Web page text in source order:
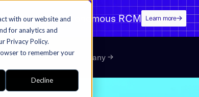
with our website and
for analytics and
Privacy Policy.
to remember your
Decline
Learn more​​​​‌ ‍ ​‍​‍‌‍ ‌ ​‍‌‍‍‌‌‍‌ ‌‍‍‌‌‍ ‍​‍​‍​ ‍‍​‍​‍‌ ​ ‌‍​‌‌‍ ‍‌‍‍‌‌ ‌​‌ ‍‌​‍ ‍‌‍‍‌‌‍ ​‍​‍​‍ ​​‍​‍‌‍‍​‌ ​‍‌‍‌‌‌‍‌‍​‍​‍​ ‍‍​‍​‍‌‍‍​‌ ‌​‌ ‌​‌ ​​​ ‍‍​‍ ​‍ ‌‍ ​‌‍ ‌‍​ ‌‍​‌‌‍ ​‌‍‍​‌‍ ‌ ​ ‌ ‌​​ ‍‍​ ​ ​ ​ ​ ​ ​ ​ ​‍ ‌‍‍‌‌‍ ‍‌ ‌​‌‍‌‌‌‍ ‍‌ ‌​​‍ ‌‍‌‌‌‍‌​‌‍‍‌‌ ‌​​‍ ‌‍ ‌‌‍ ‌‍‌​‌‍‌‌​ ‌‌ ​​‌ ​‍‌‍‌‌‌ ​ ‌‍‌‌‌‍ ‍‌ ‌​‌‍​‌‌ ‌​‌‍‍‌‌‍ ‌‍ ‍​ ‍ ‌‍‍‌‌‍‌​​ ‌​ ‍‌‌‍‌​‌‍​‌​ ​‍​ ​ ‌‍‌‌‌‍​‍‌‍‌​​‍ ‌​ ‍‌‌‍‌‌​ ‍​‌‍‌​​‍ ‌​ ‌​​ ​ ​ ‌ ‌‍​ ​‍ ‌​ ‍​​ ‌ ‌‍​ ‌‍‌‍​‍ ‌‌‍‌​​ ‍‌​ ‌‍‌‍‌​‌‍‌‌‌‍‌​​ ‌ ​ ‌‍​ ‍​‌‍​‍​ ‌​​ ‌‌​ ‍ ‌ ‌​‌ ‍‌‌ ​​‌‍‌‌​ ‌‌‍​‌‌‍ ‍‌‍ ‍‌‍ ‌ ‌‌‌‍ ‍‌‍​ ‌‍‌‌‌‍ ‌‌‍‌‌‌‍ ‍‌ ‌​‌​​‍‌‍​‌‌ ​‍​ ‍ ‌ ​​‌‍​‌‌ ‌​‌‍‍​​ ‌‌‍​ ‌ ‌​‌‍​‌​‍ ‍‌‍ ​‌‍​‌‌‍​‍‌‍‌‌‌‍ ​​ ‌‍​‍‌‍​‌‌ ​ ‌‍‌‌‌‌‌‌‌ ​‍‌‍ ​​ ‌‌‍‍​‌ ‌​‌ ‌​‌ ​​​‍‌‌​ ​ ‌​​‌​‍‌‌​ ​‍‌​‌‍​‍‌‌​ ​‍‌​‌‍‌‍ ​‌‍ ‌‍​ ‌‍​‌‌‍ ​‌‍‍​‌‍ ‌ ​ ‌ ‌​​‍‌‌​ ​ ‌​​‌​ ​ ​ ​ ​ ​ ​ ​ ​‍‌‍‌‍‍‌‌‍‌​​ ‌​ ‍‌‌‍‌​‌‍​‌​ ​‍​ ​ ‌‍‌‌‌‍​‍‌‍‌​​‍ ‌​ ‍‌‌‍‌‌​ ‍​‌‍‌​​‍ ‌​ ‌​​ ​ ​ ‌ ‌‍​ ​‍ ‌​ ‍​​ ‌ ‌‍​ ‌‍‌‍​‍ ‌‌‍‌​​ ‍‌​ ‌‍‌‍‌​‌‍‌‌‌‍‌​​ ‌ ​ ‌‍​ ‍​‌‍​‍​ ‌​​ ‌‌​‍‌‍‌ ‌​‌ ‍‌‌ ​​‌‍‌‌​ ‌‌‍​‌‌‍ ‍‌‍ ‍‌‍ ‌ ‌‌‌‍ ‍‌‍​ ‌‍‌‌‌‍ ‌‌‍‌‌‌‍ ‍‌ ‌​‌​​‍‌‍​‌‌ ​‍​‍‌‍‌ ​​‌‍​‌‌ ‌​‌‍‍​​ ‌‌‍​ ‌ ‌​‌‍​‌​‍ ‍‌‍ ​‌‍​‌‌‍​‍‌‍‌‌‌‍ ​​‍‌‍‌ ​​‌‍‌‌‌ ​‍‌ ​ ‌ ​​‌‍‌‌‌‍​ ‌ ‌​‌‍‍‌‌ ‌‍‌‍‌‌​ ‌‌ ​​‌ ‌‌‌‍​‍‌‍ ​‌‍‍‌‌ ​ ‌‍‍​‌‍‌‌‌‍‌​​‍​‍‌ ‌
Resources Company